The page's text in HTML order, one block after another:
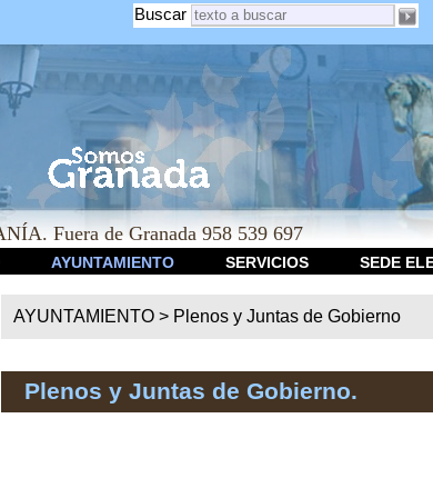
Buscar
Fuera de Granada 958 539 697
AYUNTAMIENTO SERVICIOS SEDE
AYUNTAMIENTO > Plenos y Juntas de Gobierno
Plenos y Juntas de Gobierno.